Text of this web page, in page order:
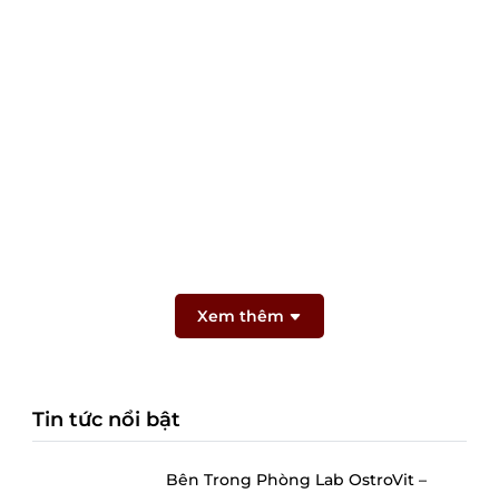
Xem thêm
Tin tức nổi bật
Bên Trong Phòng Lab OstroVit –